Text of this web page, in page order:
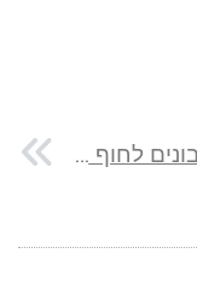
מחוף הבונים לחוף דור